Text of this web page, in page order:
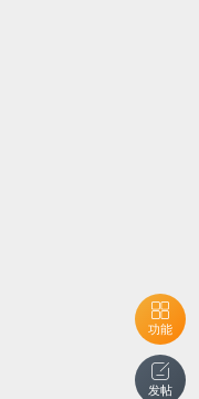
功能
发帖